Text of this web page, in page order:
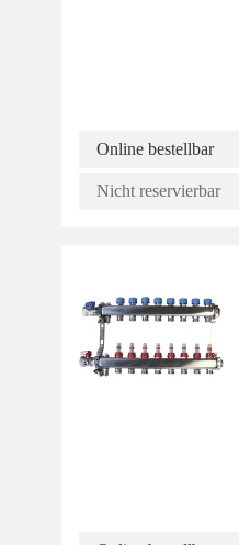
Online bestellbar
Nicht reservierbar